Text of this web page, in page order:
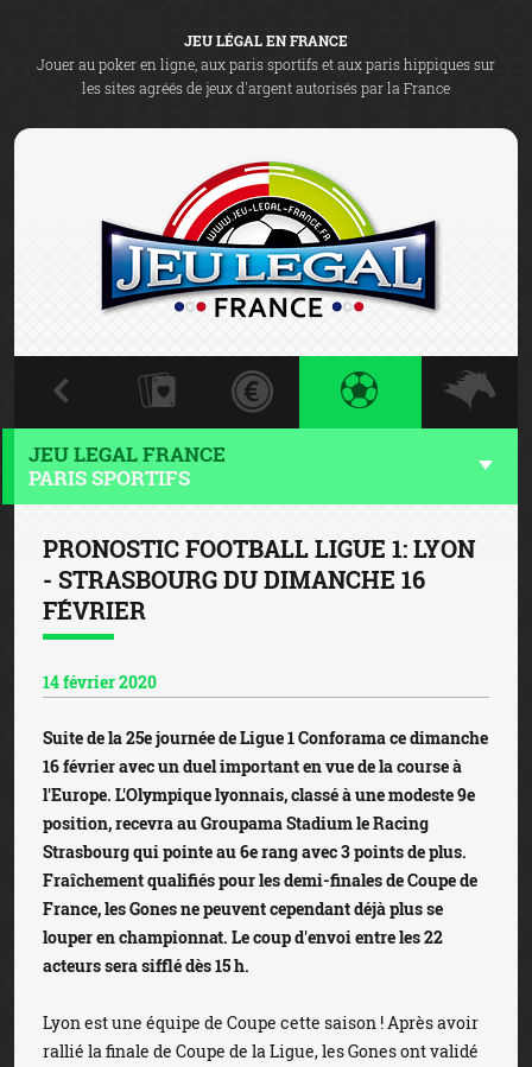
JEU LÉGAL EN FRANCE
Jouer au poker en ligne, aux paris sportifs et aux paris hippiques sur
les sites agréés de jeux d'argent autorisés par la France
JEU LEGAL FRANCE
PARIS SPORTIFS
PRONOSTIC FOOTBALL LIGUE 1: LYON
- STRASBOURG DU DIMANCHE 16
FÉVRIER
14 février 2020
Suite de la 25e journée de Ligue 1 Conforama ce dimanche
16 février avec un duel important en vue de la course à
l'Europe. L'Olympique lyonnais, classé à une modeste 9e
position, recevra au Groupama Stadium le Racing
Strasbourg qui pointe au 6e rang avec 3 points de plus.
Fraîchement qualifiés pour les demi-finales de Coupe de
France, les Gones ne peuvent cependant déjà plus se
louper en championnat. Le coup d'envoi entre les 22
acteurs sera sifflé dès 15 h.
Lyon est une équipe de Coupe cette saison ! Après avoir
rallié la finale de Coupe de la Ligue, les Gones ont validé